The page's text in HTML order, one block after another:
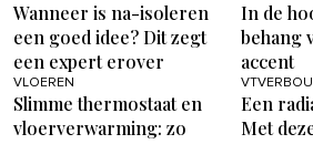
Wanneer is na-isoleren
een goed idee? Dit zegt
een expert erover
In de
behang
accent
VLOEREN
Slimme thermostaat en
vloerverwarming: zo
Een
Met